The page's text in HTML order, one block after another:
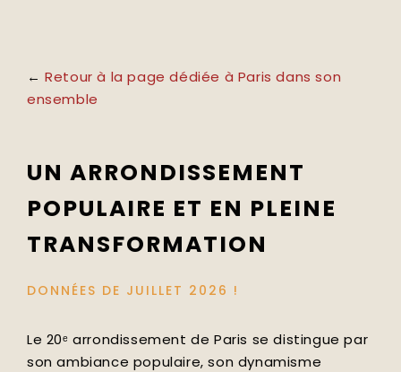
← Retour à la page dédiée à Paris dans son
ensemble
UN ARRONDISSEMENT
POPULAIRE ET EN PLEINE
TRANSFORMATION
DONNÉES DE JUILLET 2026 !
Le 20ᵉ arrondissement de Paris se distingue par
son ambiance populaire, son dynamisme